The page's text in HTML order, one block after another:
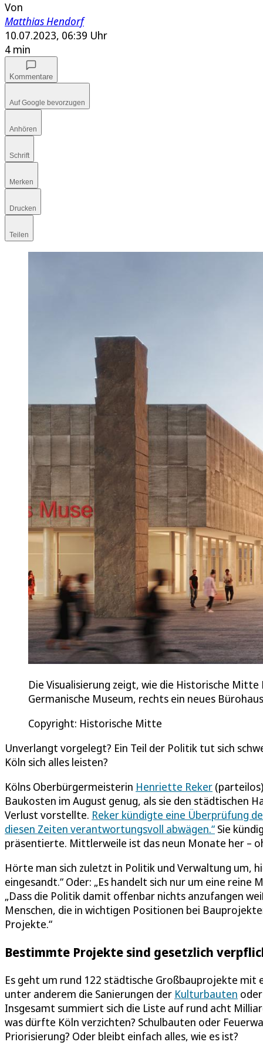
Von
Matthias Hendorf
10.07.2023, 06:39 Uhr
4 min
Kommentare
Auf Google bevorzugen
Anhören
Schrift
Merken
Drucken
Teilen
Die Visualisierung zeigt, wie die Historische
Germanische Museum, rechts ein neues
Copyright: Historische Mitte
Unverlangt vorgelegt? Ein Teil der Politik tut sich
Köln sich alles leisten?
Kölns Oberbürgermeisterin Henriette Reker
Baukosten im August genug, als sie den städtischen
Verlust vorstellte. Reker kündigte eine Überprüfung
diesen Zeiten verantwortungsvoll abwägen.“ Sie
präsentierte. Mittlerweile ist das neun Monate her –
Hörte man sich zuletzt in Politik und Verwaltung um,
eingesandt.“ Oder: „Es handelt sich nur um eine
„Dass die Politik damit offenbar nichts anzufangen
Menschen, die in wichtigen Positionen bei
Projekte.“
Bestimmte Projekte sind gesetzlich
Es geht um rund 122 städtische Großbauprojekte mit
unter anderem die Sanierungen der Kulturbauten oder
Insgesamt summiert sich die Liste auf rund acht
was dürfte Köln verzichten? Schulbauten oder
Priorisierung? Oder bleibt einfach alles, wie es ist?